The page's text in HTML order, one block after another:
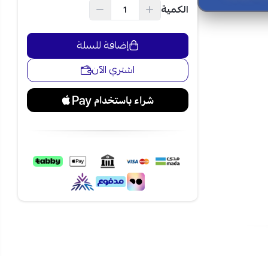
متكررة.
المحيط
الكمية
إضافة للسلة
اشتري الآن